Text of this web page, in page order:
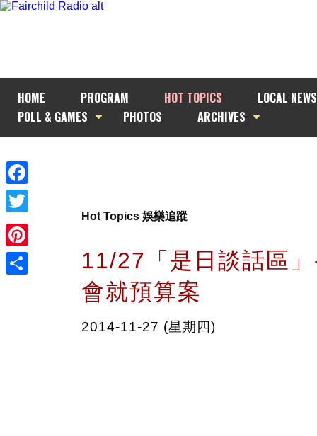
HOME PROGRAM HOT TOPICS
LOCAL NEWS
POLL & GAMES
PHOTOS ARCHIVES
Facebook
Twitter
Pinterest
Hot Topics 娛樂追蹤
11/27「是日談話區
會就預算案
2014-11-27 (星期四)